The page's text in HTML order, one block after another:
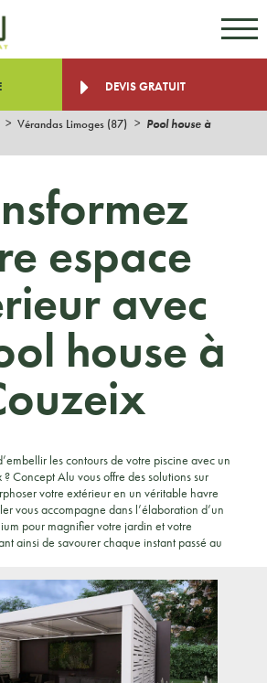
DEVIS GRATUIT
Vérandas Limoges (87)
Pool house à
espace
avec
house à
les contours de votre piscine avec un
Concept Alu vous offre des solutions sur
votre extérieur en un véritable havre
vous accompagne dans l’élaboration d’un
pour magnifier votre jardin et votre
ainsi de savourer chaque instant passé au